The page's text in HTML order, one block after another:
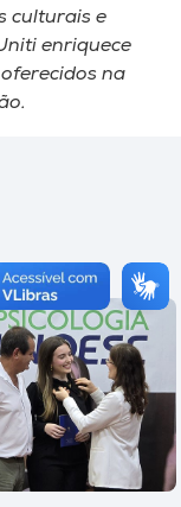
culturais e
enriquece
na